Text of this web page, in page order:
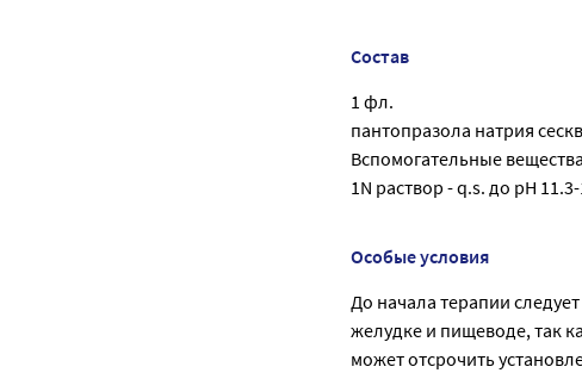
Состав
1 фл.
пантопразола натрия
Вспомогательные
1N раствор - q.s. до pH
Особые условия
До начала терапии
желудке и пищеводе, так
может отсрочить